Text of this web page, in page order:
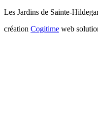
Les Jardins de Sainte-
création Cogitime web